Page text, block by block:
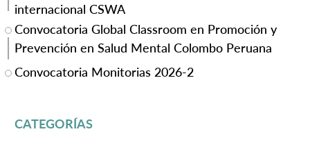
internacional CSWA
Convocatoria Global Classroom en Promoción y
Prevención en Salud Mental Colombo Peruana
Convocatoria Monitorias 2026-2
CATEGORÍAS